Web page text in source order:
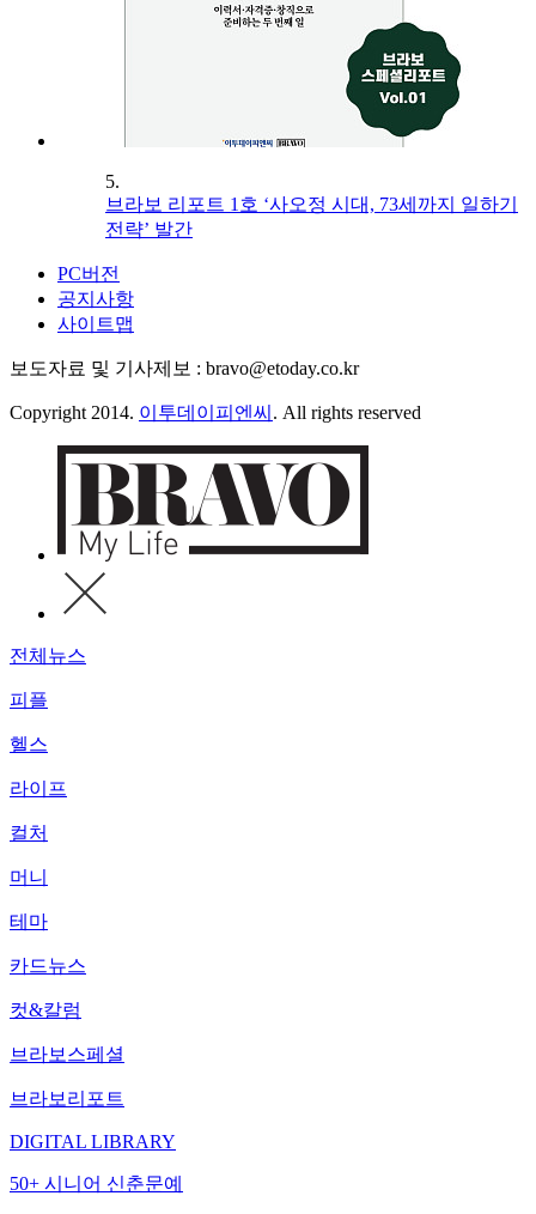
5.
브라보 리포트 1호 ‘사오정 시대, 73세까지 일하기
전략’ 발간
PC버전
공지사항
사이트맵
보도자료 및 기사제보 : bravo@etoday.co.kr
Copyright 2014. 이투데이피엔씨 . All rights reserved
전체뉴스
피플
헬스
라이프
컬처
머니
테마
카드뉴스
컷&칼럼
브라보스페셜
브라보리포트
DIGITAL LIBRARY
50+ 시니어 신춘문예